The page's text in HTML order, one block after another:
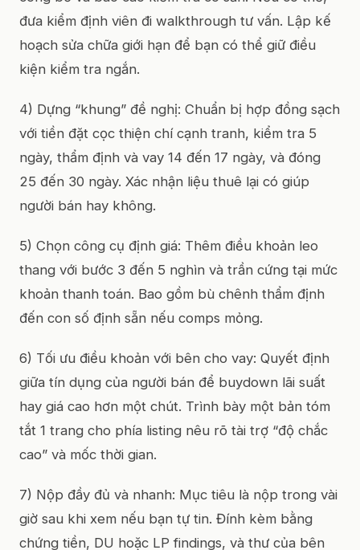
đưa kiểm định viên đi walkthrough tư vấn. Lập kế
hoạch sửa chữa giới hạn để bạn có thể giữ điều
kiện kiểm tra ngắn.
4) Dựng “khung” đề nghị: Chuẩn bị hợp đồng sạch
với tiền đặt cọc thiện chí cạnh tranh, kiểm tra 5
ngày, thẩm định và vay 14 đến 17 ngày, và đóng
25 đến 30 ngày. Xác nhận liệu thuê lại có giúp
người bán hay không.
5) Chọn công cụ định giá: Thêm điều khoản leo
thang với bước 3 đến 5 nghìn và trần cứng tại mức
khoản thanh toán. Bao gồm bù chênh thẩm định
đến con số định sẵn nếu comps mỏng.
6) Tối ưu điều khoản với bên cho vay: Quyết định
giữa tín dụng của người bán để buydown lãi suất
hay giá cao hơn một chút. Trình bày một bản tóm
tắt 1 trang cho phía listing nêu rõ tài trợ “độ chắc
cao” và mốc thời gian.
7) Nộp đầy đủ và nhanh: Mục tiêu là nộp trong vài
giờ sau khi xem nếu bạn tự tin. Đính kèm bằng
chứng tiền, DU hoặc LP findings, và thư của bên